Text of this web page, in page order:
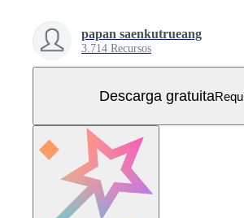
papan saenkutrueang
3.714 Recursos
Descarga gratuita